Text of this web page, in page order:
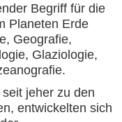
Begriff für die
Planeten Erde
Geografie,
Glaziologie,
jeher zu den
entwickelten sich